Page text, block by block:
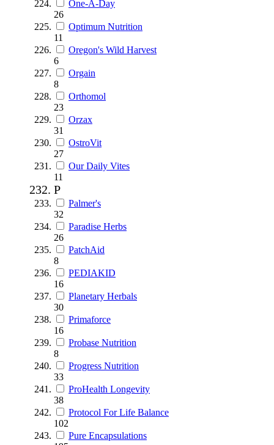
One-A-Day
26
Optimum Nutrition
11
Oregon's Wild Harvest
6
Orgain
8
Orthomol
23
Orzax
31
OstroVit
27
Our Daily Vites
11
P
Palmer's
32
Paradise Herbs
26
PatchAid
8
PEDIAKID
16
Planetary Herbals
30
Primaforce
16
Probase Nutrition
8
Progress Nutrition
33
ProHealth Longevity
38
Protocol For Life Balance
102
Pure Encapsulations